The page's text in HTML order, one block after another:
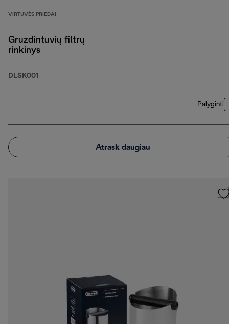
VIRTUVĖS PRIEDAI
Gruzdintuvių filtrų
rinkinys
DLSK001
Palyginti
Atrask daugiau